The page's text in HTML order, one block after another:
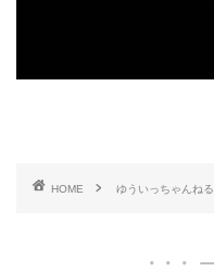
HOME ゆういっちゃんねる